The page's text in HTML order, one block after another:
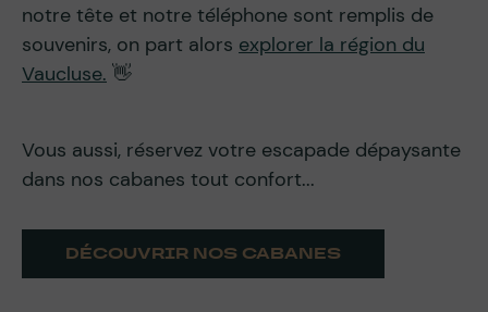
notre tête et notre téléphone sont remplis de
souvenirs, on part alors explorer la région du
Vaucluse. 👋
Vous aussi, réservez votre escapade dépaysante
dans nos cabanes tout confort...
DÉCOUVRIR NOS CABANES